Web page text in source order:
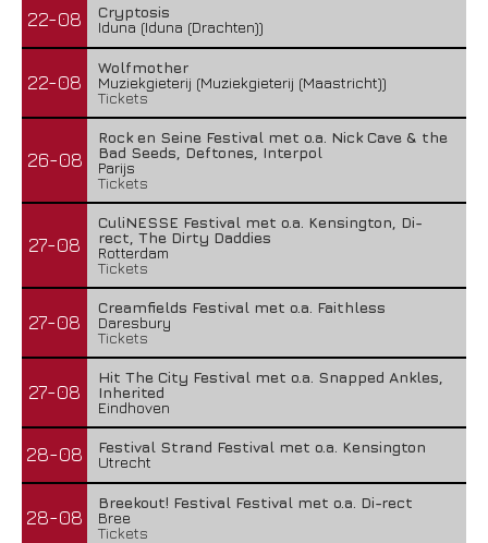
22-08
Cryptosis
Iduna (Iduna (Drachten))
22-08
Wolfmother
Muziekgieterij (Muziekgieterij (Maastricht))
Tickets
26-08
Rock en Seine Festival met o.a. Nick Cave & the
Bad Seeds, Deftones, Interpol
Parijs
Tickets
27-08
CuliNESSE Festival met o.a. Kensington, Di-
rect, The Dirty Daddies
Rotterdam
Tickets
27-08
Creamfields Festival met o.a. Faithless
Daresbury
Tickets
27-08
Hit The City Festival met o.a. Snapped Ankles,
Inherited
Eindhoven
28-08
Festival Strand Festival met o.a. Kensington
Utrecht
28-08
Breekout! Festival Festival met o.a. Di-rect
Bree
Tickets